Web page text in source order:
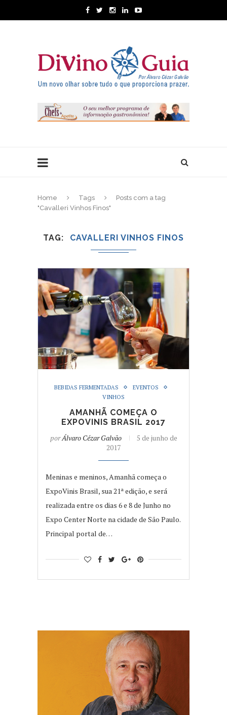
Home Tags
Posts com a tag
"Cavalleri Vinhos Finos"
TAG CAVALLERI VINHOS FINOS
BEBIDAS FERMENTADAS
EVENTOS
VINHOS
AMANHÃ COMEÇA O
EXPOVINIS BRASIL 2017
porÁlvaro Cézar Galvão
5 de junho de
2017
Meninas e meninos, Amanhã começa o
ExpoVinis Brasil, sua 21ª edição, e será
realizada entre os dias 6 e 8 de Junho no
Expo Center Norte na cidade de São Paulo.
Principal portal de…